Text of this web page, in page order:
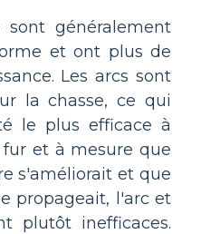
sont généralement
et ont plus de
Les arcs sont
la chasse, ce qui
le plus efficace à
et à mesure que
s'améliorait et que
propageait, l'arc et
plutôt inefficaces.